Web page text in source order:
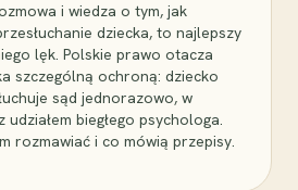
i wiedza o tym, jak
dziecka, to najlepszy
lęk. Polskie prawo otacza
szczególną ochroną: dziecko
sąd jednorazowo, w
biegłego psychologa.
rozmawiać i co mówią przepisy.